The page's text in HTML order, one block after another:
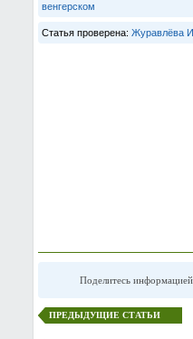
венгерском
Статья проверена: Журавлёва
Поделитесь
ПРЕДЫДУЩИЕ СТАТЬИ